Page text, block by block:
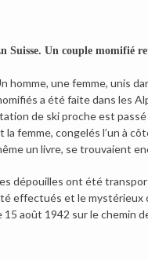
Suisse. Un couple momifié
homme, une femme, unis
a été faite dans les
de ski proche est passé
la femme, congelés l’un à
un livre, se trouvaient
dépouilles ont été
effectués et le mystérieux
15 août 1942 sur le chemin